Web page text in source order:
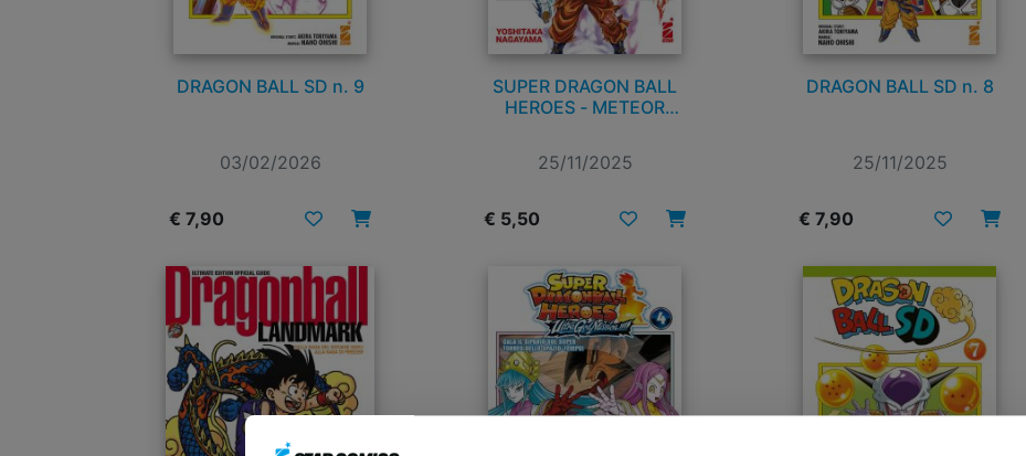
DRAGON BALL SD n. 9
03/02/2026
€ 7,90
SUPER DRAGON BALL
HEROES - METEOR
25/11/2025
€ 5,50
DRAGON BALL SD n. 8
25/11/2025
€ 7,90